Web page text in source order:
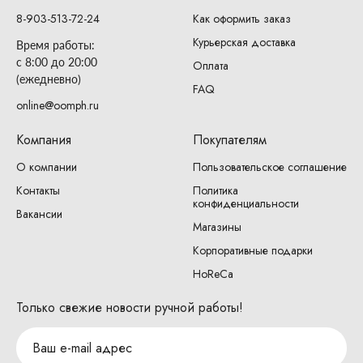
8-903-513-72-24
Время работы:
с 8:00 до 20:00
(ежедневно)
online@oomph.ru
Как оформить заказ
Курьерская доставка
Оплата
FAQ
Компания
О компании
Контакты
Вакансии
Покупателям
Пользовательское соглашение
Политика
конфиденциальности
Магазины
Корпоративные подарки
HoReCa
Только свежие новости ручной работы!